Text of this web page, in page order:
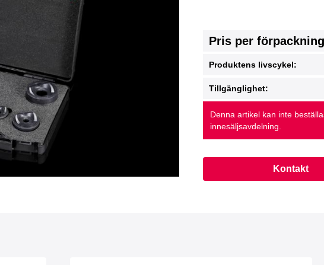
Pris per förpackning
Produktens livscykel:
Tillgänglighet:
Denna artikel kan inte
innesäljsavdelning.
Kontakt